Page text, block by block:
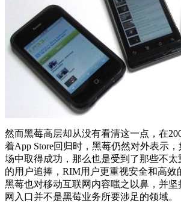
然而黑莓高层却从没有看清这一点，在
着App Store回归时，黑莓仍然对外表示
场中取得成功，那么也是受到了那些不太
的用户追捧，RIM用户更重视安全和高效
黑莓也对移动互联网内容嗤之以鼻，并
网入口并不是黑莓业务所要涉足的领域。